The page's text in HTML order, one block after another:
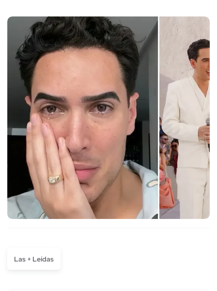
Las + Leídas